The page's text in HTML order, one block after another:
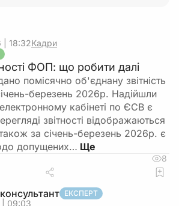
| 18:32Кадри
ФОП: що робити далі
помісячно об'єднану звітність
березень 2026р. Надійшли
кабінеті по ЄСВ є
звітності відображаються
також за січень-березень 2026р. є
допущених…
8
ЕКСПЕРТ
| 09:03